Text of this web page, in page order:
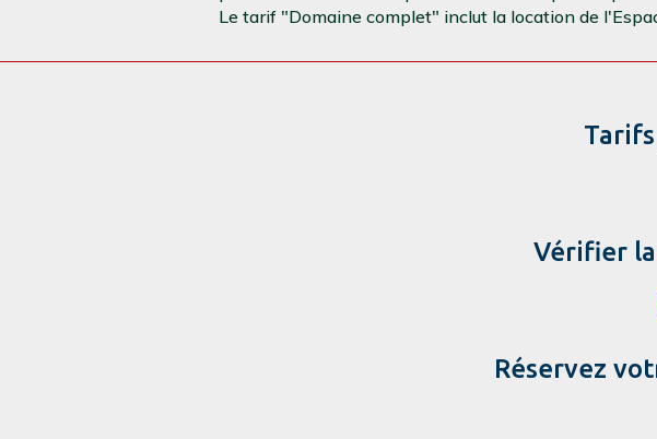
Le tarif "Domaine complet" inclut la location de
Vérifier
Réservez